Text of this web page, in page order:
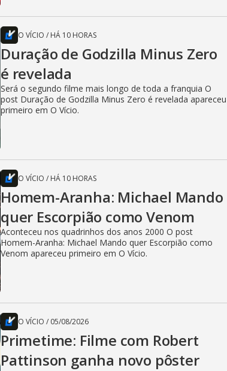
O VÍCIO / HÁ 10 HORAS
Duração de Godzilla Minus Zero
é revelada
Será o segundo filme mais longo de toda a franquia O
post Duração de Godzilla Minus Zero é revelada apareceu
primeiro em O Vício.
O VÍCIO / HÁ 10 HORAS
Homem-Aranha: Michael Mando
quer Escorpião como Venom
Aconteceu nos quadrinhos dos anos 2000 O post
Homem-Aranha: Michael Mando quer Escorpião como
Venom apareceu primeiro em O Vício.
O VÍCIO / 05/08/2026
Primetime: Filme com Robert
Pattinson ganha novo pôster